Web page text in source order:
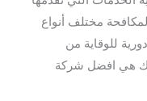
مختلف أنواع
للوقاية من
هي افضل شركة